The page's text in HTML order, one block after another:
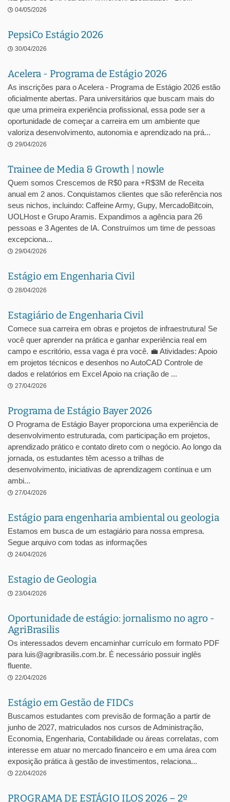
04/05/2026
PepsiCo Estágio 2026
30/04/2026
Acelera - Programa de Estágio 2026
As inscrições para o Acelera - Programa de Estágio 2026 estão
oficialmente abertas. Para universitários que buscam mais do
que uma primeira experiência profissional, essa pode ser a
oportunidade de começar a carreira em um ambiente que
valoriza desenvolvimento, autonomia e aprendizado na prá...
29/04/2026
Trainee de Media & Growth | nowle
Quem somos Crescemos de R$0 para +R$3M de Receita
anual em 2 anos. Conquistamos clientes que são referência nos
seus nichos, incluindo: Caffeine Army, Gupy, MercadoBitcoin,
UOLHost e Grupo Aramis. Expandimos a agência para 26
pessoas e 3 Agentes de IA. Construímos um time de pessoas
excepciona...
29/04/2026
Estágio em Engenharia Civil
28/04/2026
Estagiário de Engenharia Civil
Comece sua carreira em obras e projetos de infraestrutura! Se
você quer aprender na prática e ganhar experiência real em
campo e escritório, essa vaga é pra você. 💼 Atividades: Apoio
em projetos técnicos e desenhos no AutoCAD Controle de
dados e relatórios em Excel Apoio na criação de ...
27/04/2026
Programa de Estágio Bayer 2026
O Programa de Estágio Bayer proporciona uma experiência de
desenvolvimento estruturada, com participação em projetos,
aprendizado prático e contato direto com o negócio. Ao longo da
jornada, os estudantes têm acesso a trilhas de
desenvolvimento, iniciativas de aprendizagem contínua e um
ambi...
27/04/2026
Estágio para engenharia ambiental ou geologia
Estamos em busca de um estagiário para nossa empresa.
Segue arquivo com todas as informações
24/04/2026
Estagio de Geologia
23/04/2026
Oportunidade de estágio: jornalismo no agro -
AgriBrasilis
Os interessados devem encaminhar currículo em formato PDF
para luis@agribrasilis.com.br. É necessário possuir inglês
fluente.
22/04/2026
Estágio em Gestão de FIDCs
Buscamos estudantes com previsão de formação a partir de
junho de 2027, matriculados nos cursos de Administração,
Economia, Engenharia, Contabilidade ou áreas correlatas, com
interesse em atuar no mercado financeiro e em uma área com
exposição prática à gestão de investimentos, relaciona...
22/04/2026
PROGRAMA DE ESTÁGIO ILOS 2026 – 2º